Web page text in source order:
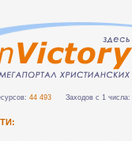
44 493 Заходов с 1 числа: